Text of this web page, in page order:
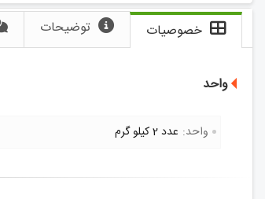
خصوصیات توضیحات
واحد
واحد: عدد 2 کیلو گرم